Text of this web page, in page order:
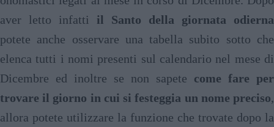
aver letto infatti il Santo della giornata odierna
potete anche osservare una tabella subito sotto che
elenca tutti i nomi presenti sul calendario nel mese di
Dicembre ed inoltre se non sapete come fare per
trovare il giorno in cui si festeggia un nome preciso,
allora potete utilizzare la funzione che trovate dopo la